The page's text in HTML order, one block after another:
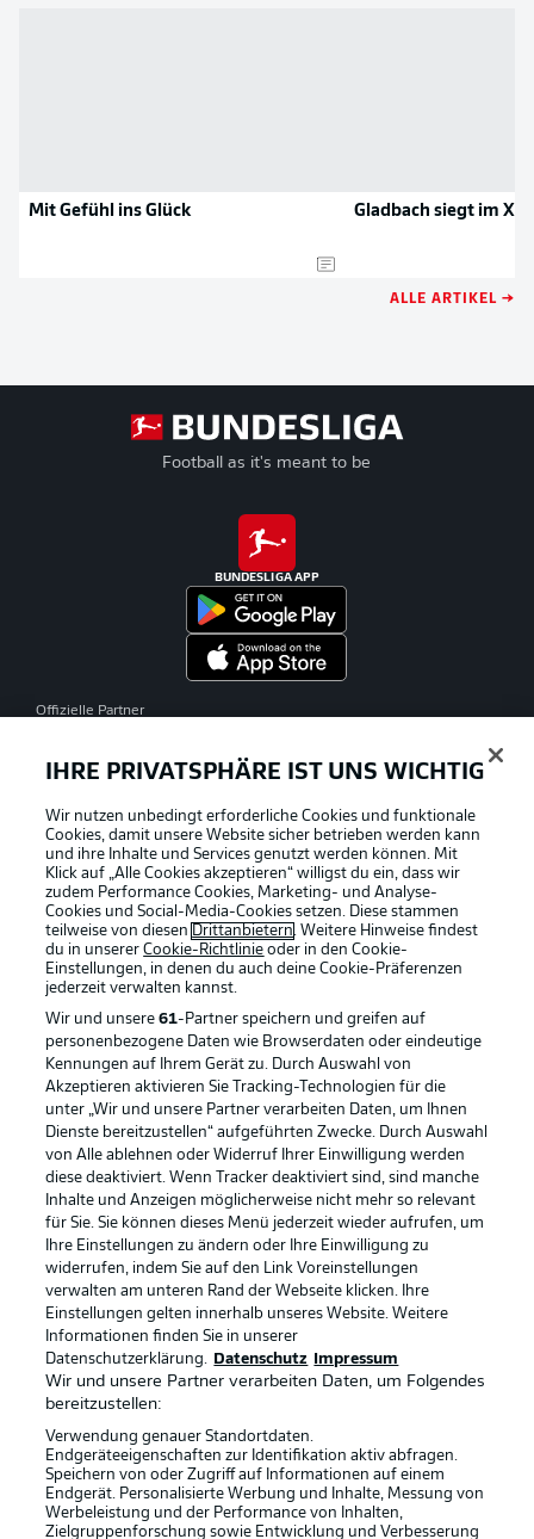
Mit Gefühl ins Glück Gladbach siegt im
ALLE ARTIKEL →
Football as it's meant to be
BUNDESLIGA APP
Offizielle Partner
Rechtliche Hinweise Voreinstellungen verwalten
Datenschutz Nutzungsbedingungen
Broadcaster Kontakt
Jobs Impressum
Partner Spieler
Liveticker
IHRE PRIVATSPHÄRE IST UNS WICHTIG
Wir nutzen unbedingt erforderliche Cookies und funktionale
Cookies, damit unsere Website sicher betrieben werden kann
und ihre Inhalte und Services genutzt werden können. Mit
Klick auf „Alle Cookies akzeptieren“ willigst du ein, dass wir
zudem Performance Cookies, Marketing- und Analyse-
Cookies und Social-Media-Cookies setzen. Diese stammen
teilweise von diesen Drittanbietern. Weitere Hinweise findest
du in unsererCookie-Richtlinie oder in den Cookie-
Einstellungen, in denen du auch deine Cookie-Präferenzen
jederzeit verwalten kannst.
Wir und unsere61-Partner speichern und greifen auf
personenbezogene Daten wie Browserdaten oder eindeutige
Kennungen auf Ihrem Gerät zu. Durch Auswahl von
Akzeptieren aktivieren Sie Tracking-Technologien für die
unter „Wir und unsere Partner verarbeiten Daten, um Ihnen
Dienste bereitzustellen“ aufgeführten Zwecke. Durch Auswahl
von Alle ablehnen oder Widerruf Ihrer Einwilligung werden
diese deaktiviert. Wenn Tracker deaktiviert sind, sind manche
Inhalte und Anzeigen möglicherweise nicht mehr so relevant
für Sie. Sie können dieses Menü jederzeit wieder aufrufen, um
Ihre Einstellungen zu ändern oder Ihre Einwilligung zu
widerrufen, indem Sie auf den Link Voreinstellungen
verwalten am unteren Rand der Webseite klicken. Ihre
Einstellungen gelten innerhalb unseres Website. Weitere
Informationen finden Sie in unserer
Datenschutzerklärung.
Datenschutz Impressum
Wir und unsere Partner verarbeiten Daten, um Folgendes
bereitzustellen:
Verwendung genauer Standortdaten.
Endgeräteeigenschaften zur Identifikation aktiv abfragen.
Speichern von oder Zugriff auf Informationen auf einem
Endgerät. Personalisierte Werbung und Inhalte, Messung von
Werbeleistung und der Performance von Inhalten,
Zielgruppenforschung sowie Entwicklung und Verbesserung